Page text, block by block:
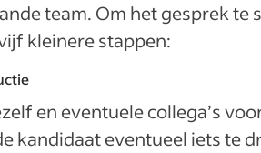
team. Om het gesprek te
kleinere stappen:
en eventuele collega’s
kandidaat eventueel iets te